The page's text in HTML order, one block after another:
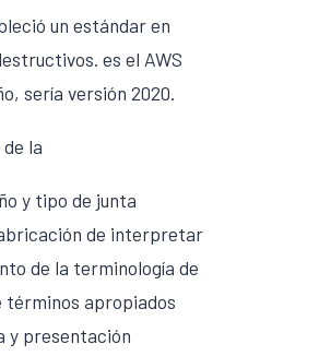
un estándar en
es el AWS
sería versión 2020.
la
y tipo de junta
de interpretar
de la terminología de
términos apropiados
y presentación